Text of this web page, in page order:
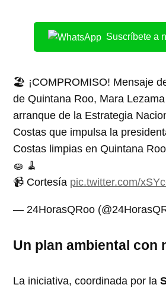
Suscríbete a
🏖️ ¡COMPROMISO! Mensaje
de Quintana Roo, Mara
arranque de la Estrategia
Costas que impulsa la
Costas limpias en Quintana
🧽 🧹
📹 Cortesía pic.twitter.com/
— 24HorasQRoo
Un plan ambiental con
La iniciativa, coordinada por la